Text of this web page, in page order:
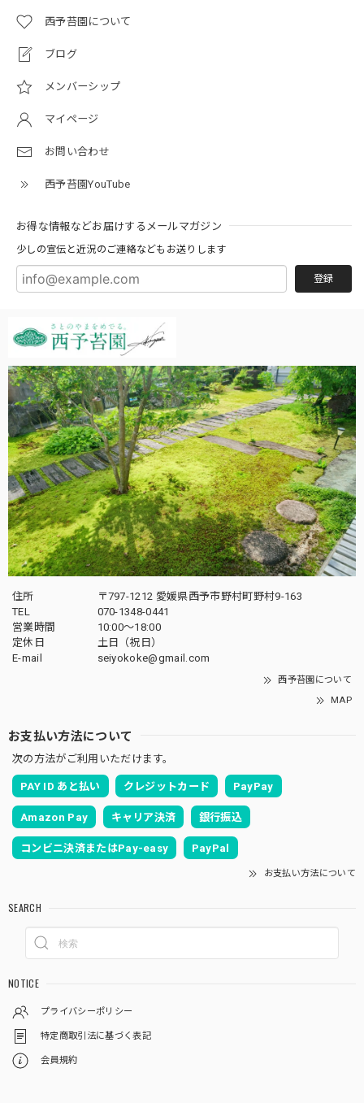
西予苔園について
ブログ
メンバーシップ
マイページ
お問い合わせ
西予苔園YouTube
お得な情報などお届けするメールマガジン
少しの宣伝と近況のご連絡などもお送りします
登録
住所
〒797-1212 愛媛県西予市野村町野村9-163
TEL
070-1348-0441
営業時間
10:00〜18:00
定休日
土日（祝日）
E-mail
seiyokoke@gmail.com
西予苔園について
MAP
お支払い方法について
次の方法がご利用いただけます。
PAY ID あと払い クレジットカード PayPay
Amazon Pay キャリア決済 銀行振込
コンビニ決済またはPay-easy PayPal
お支払い方法について
SEARCH
NOTICE
プライバシーポリシー
特定商取引法に基づく表記
会員規約